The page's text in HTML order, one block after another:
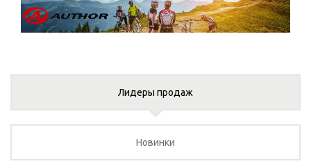
Лидеры продаж
Новинки